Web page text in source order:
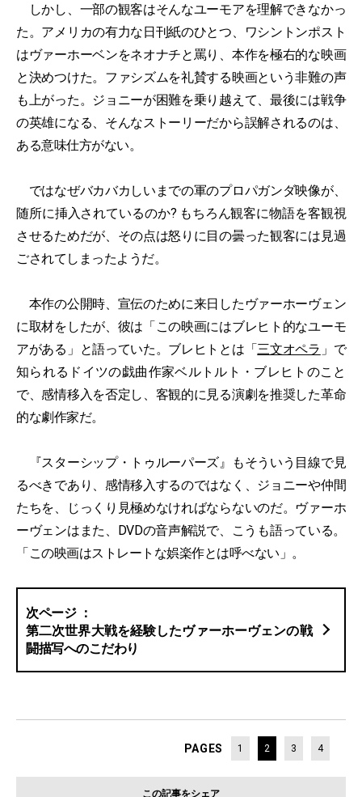
しかし、一部の観客はそんなユーモアを理解できなかっ
た。アメリカの有力な日刊紙のひとつ、ワシントンポスト
はヴァーホーベンをネオナチと罵り、本作を極右的な映画
と決めつけた。ファシズムを礼賛する映画という非難の声
も上がった。ジョニーが困難を乗り越えて、最後には戦争
の英雄になる、そんなストーリーだから誤解されるのは、
ある意味仕方がない。
ではなぜバカバカしいまでの軍のプロパガンダ映像が、
随所に挿入されているのか? もちろん観客に物語を客観視
させるためだが、その点は怒りに目の曇った観客には見過
ごされてしまったようだ。
本作の公開時、宣伝のために来日したヴァーホーヴェン
に取材をしたが、彼は「この映画にはブレヒト的なユーモ
アがある」と語っていた。ブレヒトとは「三文オペラ 」で
知られるドイツの戯曲作家ベルトルト・ブレヒトのこと
で、感情移入を否定し、客観的に見る演劇を推奨した革命
的な劇作家だ。
『スターシップ・トゥルーパーズ』もそういう目線で見
るべきであり、感情移入するのではなく、ジョニーや仲間
たちを、じっくり見極めなければならないのだ。ヴァーホ
ーヴェンはまた、DVDの音声解説で、こうも語っている。
「この映画はストレートな娯楽作とは呼べない」。
第二次世界大戦を経験したヴァーホーヴェンの戦
闘描写へのこだわり
PAGES 1 2 3 4
この記事をシェア